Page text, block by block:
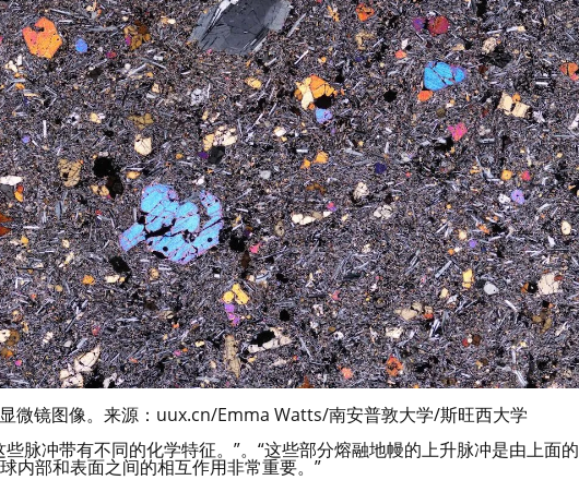
微镜图像。来源：uux.cn/Emma Watts/南安普敦大学/斯旺西大学
脉冲带有不同的化学特征。”。“这些部分熔融地幔的上升脉冲是由上面的
内部和表面之间的相互作用非常重要。”